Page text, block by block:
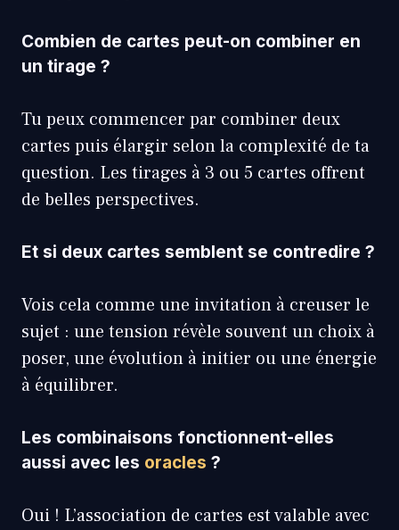
Combien de cartes peut-on combiner en
un tirage ?
Tu peux commencer par combiner deux
cartes puis élargir selon la complexité de ta
question. Les tirages à 3 ou 5 cartes offrent
de belles perspectives.
Et si deux cartes semblent se contredire ?
Vois cela comme une invitation à creuser le
sujet : une tension révèle souvent un choix à
poser, une évolution à initier ou une énergie
à équilibrer.
Les combinaisons fonctionnent-elles
aussi avec les oracles ?
Oui ! L’association de cartes est valable avec